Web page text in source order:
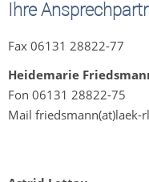
Ihre
Fax 06131 28822-77
Heidemarie
Fon 06131 28822-75
Mail friedsmann(at)laek-